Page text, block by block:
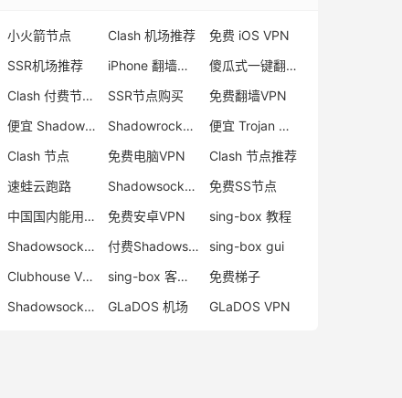
小火箭节点 Clash 机场推荐
免费 iOS VPN
SSR机场推荐
iPhone 翻墙代理软件
傻瓜式一键翻墙VPN客户端
Clash 付费节点购买
SSR节点购买
免费翻墙VPN
便宜 Shadowsocks 购买
Shadowrocket 地址
便宜 Trojan 购买
Clash 节点
免费电脑VPN
Clash 节点推荐
速蛙云跑路
Shadowsocks 付费节点
免费SS节点
中国国内能用的翻墙VPN推荐
免费安卓VPN
sing-box 教程
Shadowsocks 节点哪里买
付费Shadowsocks推荐
sing-box gui
Clubhouse VPN
sing-box 客户端配置
免费梯子
Shadowsocks 服务器
GLaDOS 机场 GLaDOS VPN